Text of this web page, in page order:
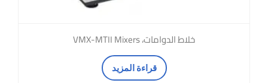
خلاط الدوامات، VMX-MTII Mixers
قراءة المزيد